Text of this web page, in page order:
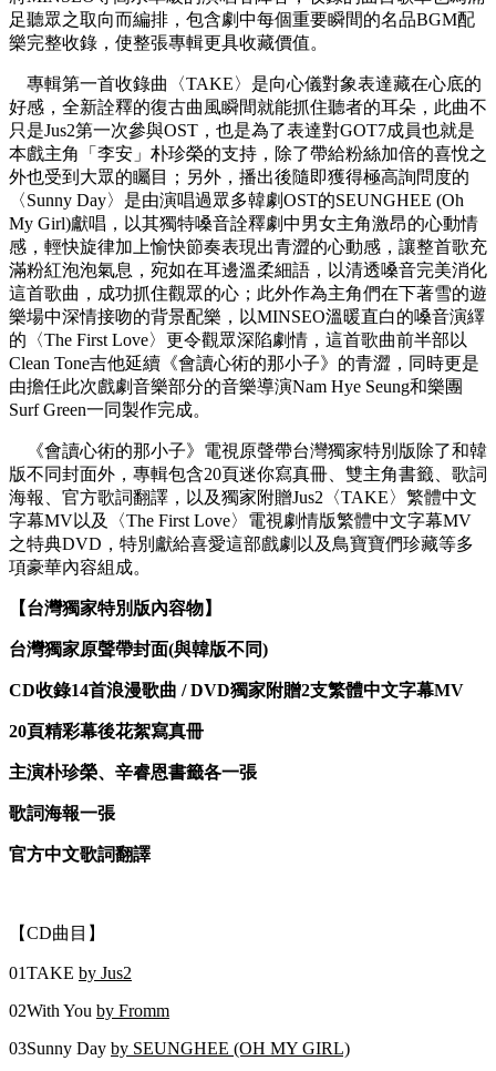
足聽眾之取向而編排，包含劇中每個重要瞬間的名品BGM配
樂完整收錄，使整張專輯更具收藏價值。
專輯第一首收錄曲〈TAKE〉是向心儀對象表達藏在心底的
好感，全新詮釋的復古曲風瞬間就能抓住聽者的耳朵，此曲不
只是Jus2第一次參與OST，也是為了表達對GOT7成員也就是
本戲主角「李安」朴珍榮的支持，除了帶給粉絲加倍的喜悅之
外也受到大眾的矚目；另外，播出後隨即獲得極高詢問度的
〈Sunny Day〉是由演唱過眾多韓劇OST的SEUNGHEE (Oh
My Girl)獻唱，以其獨特嗓音詮釋劇中男女主角激昂的心動情
感，輕快旋律加上愉快節奏表現出青澀的心動感，讓整首歌充
滿粉紅泡泡氣息，宛如在耳邊溫柔細語，以清透嗓音完美消化
這首歌曲，成功抓住觀眾的心；此外作為主角們在下著雪的遊
樂場中深情接吻的背景配樂，以MINSEO溫暖直白的嗓音演繹
的〈The First Love〉更令觀眾深陷劇情，這首歌曲前半部以
Clean Tone吉他延續《會讀心術的那小子》的青澀，同時更是
由擔任此次戲劇音樂部分的音樂導演Nam Hye Seung和樂團
Surf Green一同製作完成。
《會讀心術的那小子》電視原聲帶台灣獨家特別版除了和韓
版不同封面外，專輯包含20頁迷你寫真冊、雙主角書籤、歌詞
海報、官方歌詞翻譯，以及獨家附贈Jus2〈TAKE〉繁體中文
字幕MV以及〈The First Love〉電視劇情版繁體中文字幕MV
之特典DVD，特別獻給喜愛這部戲劇以及鳥寶寶們珍藏等多
項豪華內容組成。
【台灣獨家特別版內容物】
台灣獨家原聲帶封面(與韓版不同)
CD收錄14首浪漫歌曲 / DVD獨家附贈2支繁體中文字幕MV
20頁精彩幕後花絮寫真冊
主演朴珍榮、辛睿恩書籤各一張
歌詞海報一張
官方中文歌詞翻譯
【CD曲目】
01TAKE by Jus2
02With You by Fromm
03Sunny Day by SEUNGHEE (OH MY GIRL)